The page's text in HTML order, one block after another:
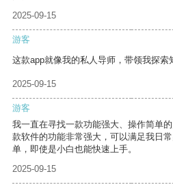
2025-09-15
游客
这款app就像我的私人导师，带领我探索
2025-09-15
游客
我一直在寻找一款功能强大、操作简单
款软件的功能非常强大，可以满足我日
单，即使是小白也能快速上手。
2025-09-15